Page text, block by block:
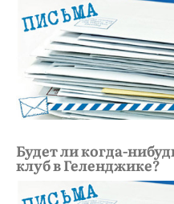
Будет ли когда-
клуб в Геленджике?